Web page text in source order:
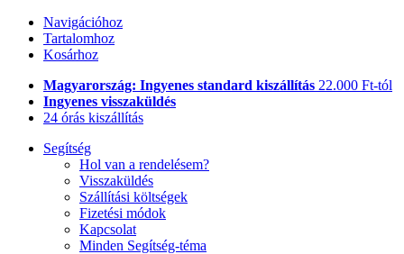
Navigációhoz
Tartalomhoz
Kosárhoz
Magyarország: Ingyenes standard kiszállítás 22.000 Ft-tól
Ingyenes visszaküldés
24 órás kiszállítás
Segítség
Hol van a rendelésem?
Visszaküldés
Szállítási költségek
Fizetési módok
Kapcsolat
Minden Segítség-téma